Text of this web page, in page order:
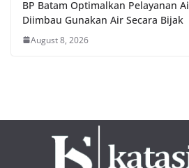
BP Batam Optimalkan Pelayanan
Diimbau Gunakan Air Secara Bijak
August 8, 2026